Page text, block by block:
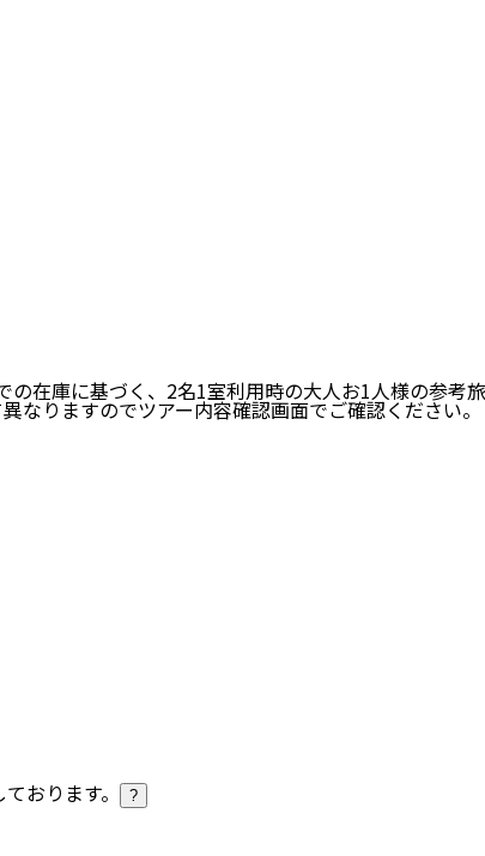
の在庫に基づく、 2名1室利用時の大人お1人様の参考旅
なりますのでツアー内容確認画面でご確認ください。
おります。
?